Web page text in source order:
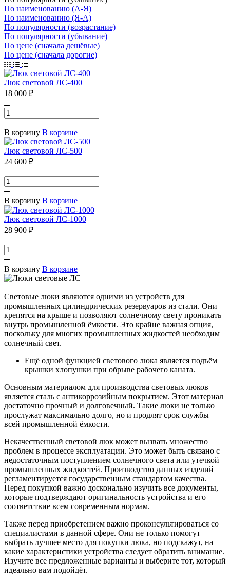
По наименованию (А-Я)
По наименованию (Я-А)
По популярности (возрастание)
По популярности (убывание)
По цене (сначала дешёвые)
По цене (сначала дорогие)
Люк световой ЛС-400
18 000 ₽
В корзину В корзине
Люк световой ЛС-500
24 600 ₽
В корзину В корзине
Люк световой ЛС-1000
28 900 ₽
В корзину В корзине
Световые люки являются одними из устройств для
промышленных цилиндрических резервуаров из стали. Они
крепятся на крыше и позволяют солнечному свету проникать
внутрь промышленной ёмкости. Это крайне важная опция,
поскольку для многих промышленных жидкостей необходим
солнечный свет.
Ещё одной функцией светового люка является подъём
крышки хлопушки при обрыве рабочего каната.
Основным материалом для производства световых люков
является сталь с антикоррозийным покрытием. Этот материал
достаточно прочный и долговечный. Такие люки не только
прослужат максимально долго, но и продлят срок службы
всей промышленной ёмкости.
Некачественный световой люк может вызвать множество
проблем в процессе эксплуатации. Это может быть связано с
недостаточным поступлением солнечного света или утечкой
промышленных жидкостей. Производство данных изделий
регламентируется государственным стандартом качества.
Перед покупкой важно досконально изучить все документы,
которые подтверждают оригинальность устройства и его
соответствие всем современным нормам.
Также перед приобретением важно проконсультироваться со
специалистами в данной сфере. Они не только помогут
выбрать лучшее место для покупки люка, но подскажут, на
какие характеристики устройства следует обратить внимание.
Изучите все предложенные варианты и выберите тот, который
идеально вам подойдёт.